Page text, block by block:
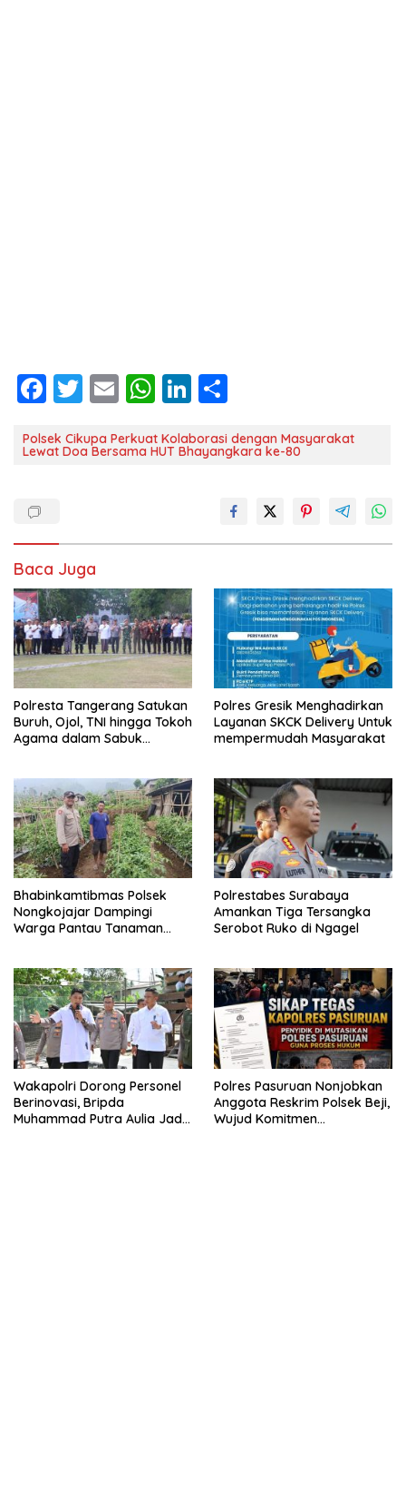
F
e
o
k
T
itt
E
ai
W
at
p
Li
k
n
ar
Polsek Cikupa Perkuat Kolaborasi dengan Masyarakat
Lewat Doa Bersama HUT Bhayangkara ke-80
Baca Juga
Polresta Tangerang Satukan
Buruh, Ojol, TNI hingga Tokoh
Agama dalam Sabuk
Polres Gresik Menghadirkan
Layanan SKCK Delivery Untuk
mempermudah Masyarakat
Bhabinkamtibmas Polsek
Nongkojajar Dampingi
Warga Pantau Tanaman
Polrestabes Surabaya
Amankan Tiga Tersangka
Serobot Ruko di Ngagel
Wakapolri Dorong Personel
Berinovasi, Bripda
Muhammad Putra Aulia Jadi
Polres Pasuruan Nonjobkan
Anggota Reskrim Polsek Beji,
Wujud Komitmen